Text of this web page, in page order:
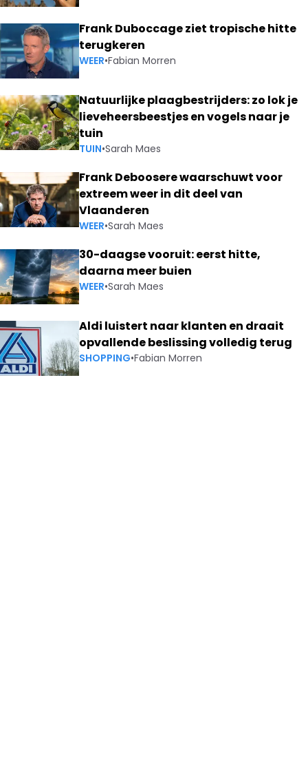
Frank Duboccage ziet tropische hitte
terugkeren
WEER•Fabian Morren
Natuurlijke plaagbestrijders: zo lok je
lieveheersbeestjes en vogels naar je
tuin
TUIN•Sarah Maes
Frank Deboosere waarschuwt voor
extreem weer in dit deel van
Vlaanderen
WEER•Sarah Maes
30-daagse vooruit: eerst hitte,
daarna meer buien
WEER•Sarah Maes
Aldi luistert naar klanten en draait
opvallende beslissing volledig terug
SHOPPING•Fabian Morren